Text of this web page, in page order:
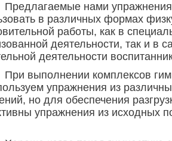
Предлагаемые нами
в различных формах
работы, как в
деятельности, так и в
деятельности
При выполнении комплексов
упражнения из
но для обеспечения
упражнения из исходных